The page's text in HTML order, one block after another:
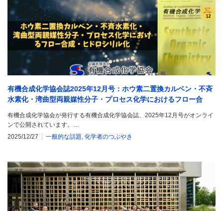
有機合成化学協会誌2025年12月号：ホウ素二置換カルベン・不斉
水素化・湾曲型両親媒性分子・プロセス化学におけるフロー合
有機合成化学協会が発行する有機合成化学協会誌、2025年12月号がオンライ
ンで公開されています。…
2025/12/27
一般的な話題 化学者のつぶやき